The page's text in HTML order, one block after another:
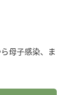
母子感染、ま